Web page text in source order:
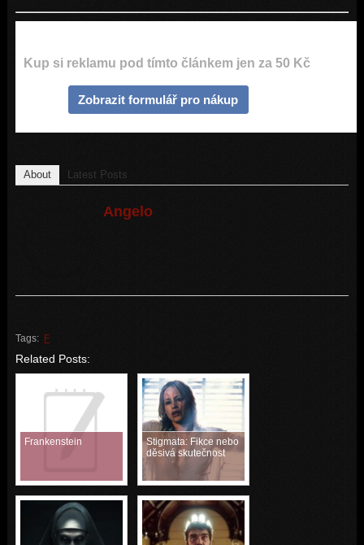
Kup si reklamu pod tímto článkem jen za 50 Kč
Zobrazit formulář pro nákup
About Latest Posts
Angelo
Tags: F
Related Posts:
Frankenstein
Stigmata: Fikce nebo
děsivá skutečnost